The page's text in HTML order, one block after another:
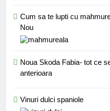
Cum sa te lupti cu
Nou
Noua Skoda Fabia- tot ce
anterioara
Vinuri dulci spaniole